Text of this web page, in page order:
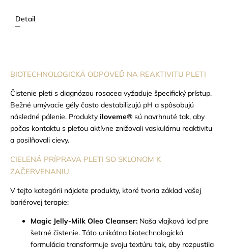
Detail
BIOTECHNOLOGICKÁ ODPOVEĎ NA REAKTIVITU PLETI
Čistenie pleti s diagnózou rosacea vyžaduje špecifický prístup.
Bežné umývacie gély často destabilizujú pH a spôsobujú
následné pálenie. Produkty iloveme® sú navrhnuté tak, aby
počas kontaktu s pleťou aktívne znižovali vaskulárnu reaktivitu
a posilňovali cievy.
CIELENÁ PRÍPRAVA PLETI SO SKLONOM K
ZAČERVENANIU
V tejto kategórii nájdete produkty, ktoré tvoria základ vašej
bariérovej terapie:
Magic Jelly-Milk Oleo Cleanser: Naša vlajková loď pre
šetrné čistenie. Táto unikátna biotechnologická
formulácia transformuje svoju textúru tak, aby rozpustila